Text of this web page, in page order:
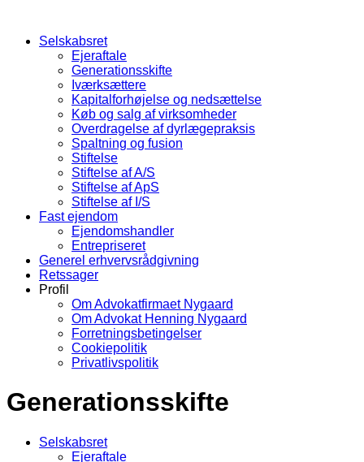
Selskabsret
Ejeraftale
Generationsskifte
Iværksættere
Kapitalforhøjelse og nedsættelse
Køb og salg af virksomheder
Overdragelse af dyrlægepraksis
Spaltning og fusion
Stiftelse
Stiftelse af A/S
Stiftelse af ApS
Stiftelse af I/S
Fast ejendom
Ejendomshandler
Entrepriseret
Generel erhvervsrådgivning
Retssager
Profil
Om Advokatfirmaet Nygaard
Om Advokat Henning Nygaard
Forretningsbetingelser
Cookiepolitik
Privatlivspolitik
Generationsskifte
Selskabsret
Ejeraftale